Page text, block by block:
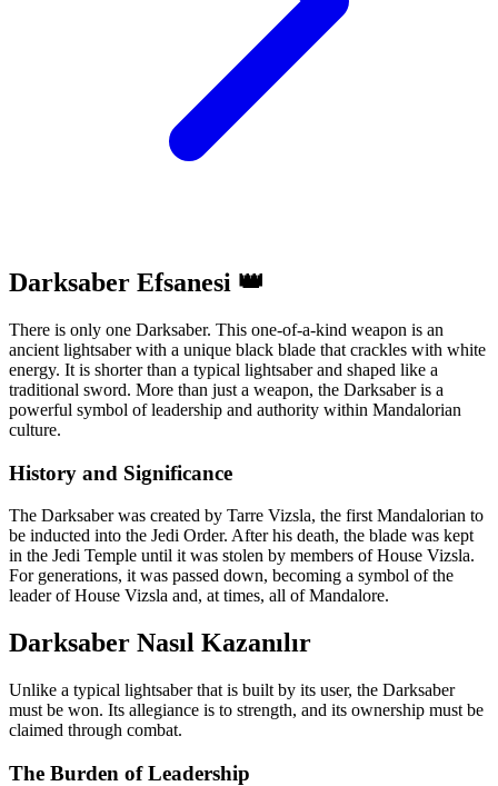
Darksaber Efsanesi 👑
There is only one Darksaber. This one-of-a-kind weapon is an
ancient lightsaber with a unique black blade that crackles with white
energy. It is shorter than a typical lightsaber and shaped like a
traditional sword. More than just a weapon, the Darksaber is a
powerful symbol of leadership and authority within Mandalorian
culture.
History and Significance
The Darksaber was created by Tarre Vizsla, the first Mandalorian to
be inducted into the Jedi Order. After his death, the blade was kept
in the Jedi Temple until it was stolen by members of House Vizsla.
For generations, it was passed down, becoming a symbol of the
leader of House Vizsla and, at times, all of Mandalore.
Darksaber Nasıl Kazanılır
Unlike a typical lightsaber that is built by its user, the Darksaber
must be won. Its allegiance is to strength, and its ownership must be
claimed through combat.
The Burden of Leadership